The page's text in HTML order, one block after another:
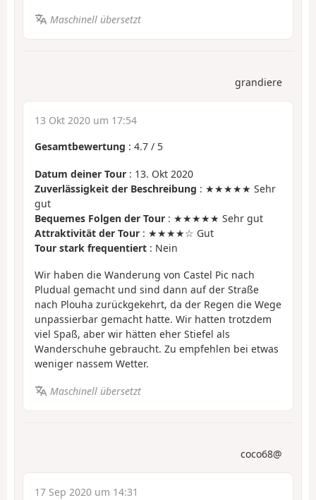
Maschinell übersetzt
grandiere
13 Okt 2020 um 17:54
Gesamtbewertung : 4.7 / 5
Datum deiner Tour : 13. Okt 2020
Zuverlässigkeit der Beschreibung : ★★★★★ Sehr
gut
Bequemes Folgen der Tour : ★★★★★ Sehr gut
Attraktivität der Tour : ★★★★☆ Gut
Tour stark frequentiert : Nein
Wir haben die Wanderung von Castel Pic nach
Pludual gemacht und sind dann auf der Straße
nach Plouha zurückgekehrt, da der Regen die Wege
unpassierbar gemacht hatte. Wir hatten trotzdem
viel Spaß, aber wir hätten eher Stiefel als
Wanderschuhe gebraucht. Zu empfehlen bei etwas
weniger nassem Wetter.
Maschinell übersetzt
coco68@
17 Sep 2020 um 14:31